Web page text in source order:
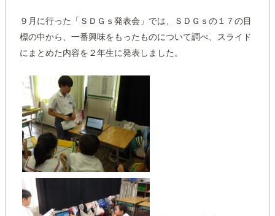
９月に行った「ＳＤＧｓ発表会」では、ＳＤＧｓの１７の目
標の中から、一番興味をもったものについて調べ、スライド
にまとめた内容を２年生に発表しました。